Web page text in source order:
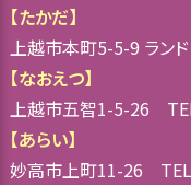
【たかだ】
上越市本町5-5-9 ラ
【なおえつ】
上越市五智1-5-26
【あらい】
妙高市上町11-26